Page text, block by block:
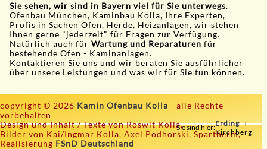
Sie sehen, wir sind in Bayern viel für Sie unterwegs.
Ofenbau München, Kaminbau Kolla, Ihre Experten,
Profis in Sachen Öfen, Herde, Heizanlagen, wir stehen
Ihnen gerne "jederzeit" für Fragen zur Verfügung.
Natürlich auch fürWartung und Reparaturen für
bestehende Ofen - Kaminanlagen.
Kontaktieren Sie uns und wir beraten Sie ausführlicher
über unsere Leistungen und was wir für Sie tun können.
copyright © 2026 Kamin Ofenbau Kolla - alle Rechte
vorbehalten
Design und Inhalt / Texte von Roswit Kolla,
Bilder von Kai/Ingmar Kolla, Axel Podhorski, Spartherm,
Realisierung FSnD Deutschland
Sie sind hier:Erding
Kirchberg